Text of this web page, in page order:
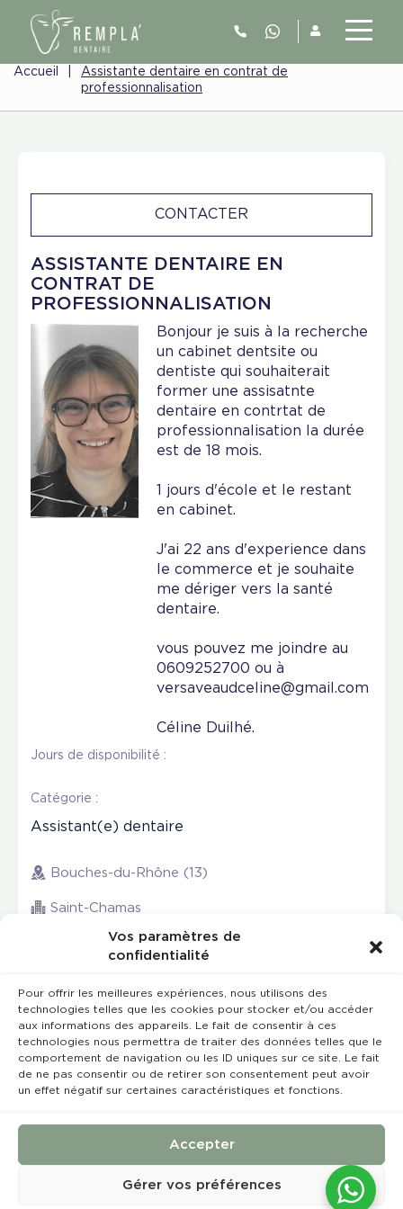
Vos paramètres de
confidentialité
Pour offrir les meilleures expériences, nous utilisons des
technologies telles que les cookies pour stocker et/ou accéder
aux informations des appareils. Le fait de consentir à ces
technologies nous permettra de traiter des données telles que le
comportement de navigation ou les ID uniques sur ce site. Le fait
de ne pas consentir ou de retirer son consentement peut avoir
un effet négatif sur certaines caractéristiques et fonctions.
Accepter
Gérer vos préférences
Accueil
Assistante dentaire en contrat de
professionnalisation
ASSISTANTE DENTAIRE EN
CONTRAT DE
PROFESSIONNALISATION
CONTACTER
Bonjour je suis à la recherche
un cabinet dentsite ou
dentiste qui souhaiterait
former une assisatnte
dentaire en contrtat de
professionnalisation la durée
est de 18 mois.
1 jours d'école et le restant
en cabinet.
J'ai 22 ans d'experience dans
le commerce et je souhaite
me dériger vers la santé
dentaire.
vous pouvez me joindre au
0609252700 ou à
versaveaudceline@gmail.com
Céline Duilhé.
Jours de disponibilité :
Catégorie :
Assistant(e) dentaire
Bouches-du-Rhône (13)
Saint-Chamas
Rempla’Dentaire © 2023 Tous droits réservés
Conception et réalisation :
Mentions légales